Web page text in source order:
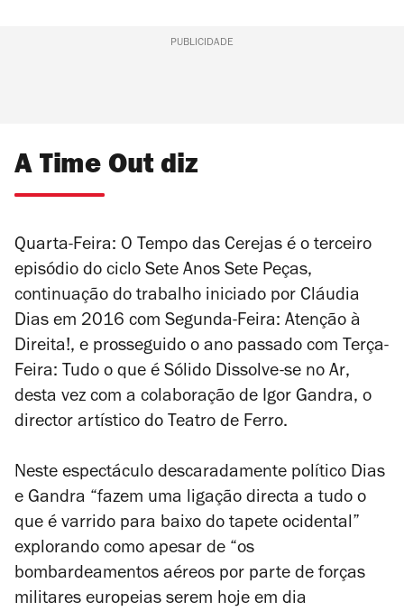
PUBLICIDADE
A Time Out diz
Quarta-Feira: O Tempo das Cerejas é o terceiro
episódio do ciclo Sete Anos Sete Peças,
continuação do trabalho iniciado por Cláudia
Dias em 2016 com Segunda-Feira: Atenção à
Direita!, e prosseguido o ano passado com Terça-
Feira: Tudo o que é Sólido Dissolve-se no Ar,
desta vez com a colaboração de Igor Gandra, o
director artístico do Teatro de Ferro.
Neste espectáculo descaradamente político Dias
e Gandra “fazem uma ligação directa a tudo o
que é varrido para baixo do tapete ocidental”
explorando como apesar de “os
bombardeamentos aéreos por parte de forças
militares europeias serem hoje em dia